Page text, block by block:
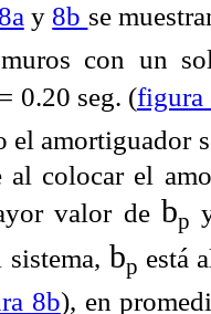
y 8b se
con un
0.20 seg. (figura
el amortiguador
al colocar el
valor de bp
sistema, bp está
8b), en